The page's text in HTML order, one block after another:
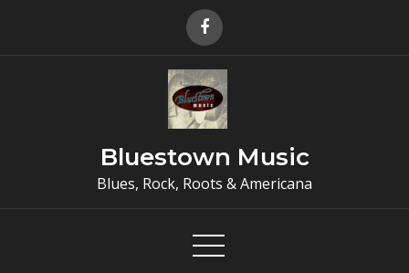
Bluestown Music
Blues, Rock, Roots & Americana